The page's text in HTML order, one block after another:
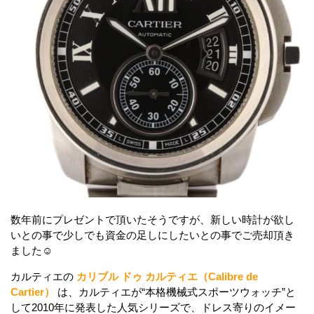
数年前にプレゼントで頂いたそうですが、新しい時計が欲し
いとの事で少しでも資金の足しにしたいとの事でご売却頂き
ました☺
カルティエの カリブル ドゥ カルティエ（Calibre de
Cartier）
は、カルティエが“本格機械式スポーツウォッチ”と
して2010年に発表した人気シリーズで、ドレス寄りのイメー